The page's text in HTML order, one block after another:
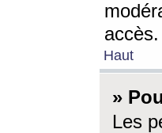
accès.
Haut
»
Les